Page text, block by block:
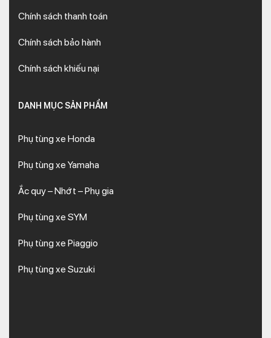
Chính sách thanh toán
Chính sách bảo hành
Chính sách khiếu nại
DANH MỤC SẢN PHẨM
Phụ tùng xe Honda
Phụ tùng xe Yamaha
Ắc quy – Nhớt – Phụ gia
Phụ tùng xe SYM
Phụ tùng xe Piaggio
Phụ tùng xe Suzuki